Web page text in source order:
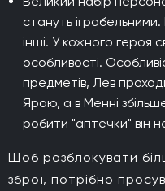
стануть
інші. У кожного героя
особливості.
предметів, Лев
Ярою, а в Менні
робити "аптечки" він
Щоб розблокувати
зброї, потрібно